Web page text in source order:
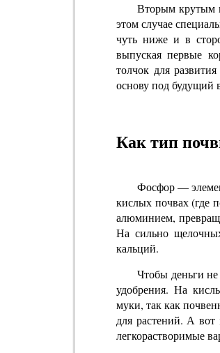
Вторым крутым
этом случае
чуть ниже и в
выпуская первые
толчок для
основу под будущий
Как тип
Фосфор —
кислых почвах (где
алюминием,
На сильно
кальций.
Чтобы деньги не
удобрения. На
муки, так как
для растений. А
легкорастворимые